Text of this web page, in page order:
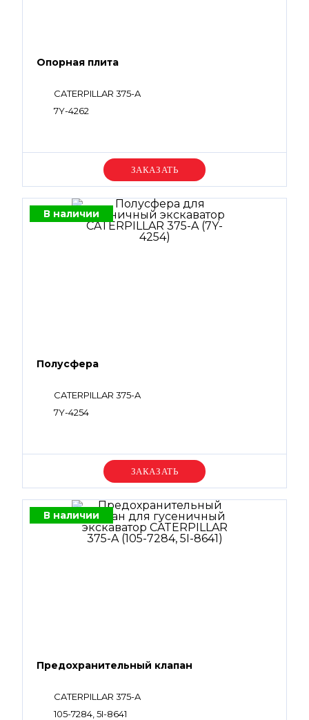
Опорная плита
CATERPILLAR 375-A
7Y-4262
Уточняйте цену
В наличии
Полусфера
CATERPILLAR 375-A
7Y-4254
Уточняйте цену
В наличии
Предохранительный клапан
CATERPILLAR 375-A
105-7284, 5I-8641